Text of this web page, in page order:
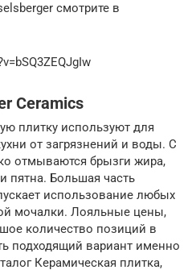
смотрите в
Ceramics
плитку используют для
от загрязнений и воды. С
отмываются брызги жира,
пятна. Большая часть
использование любых
мочалки. Лояльные цены,
количество позиций в
подходящий вариант именно
Керамическая плитка,